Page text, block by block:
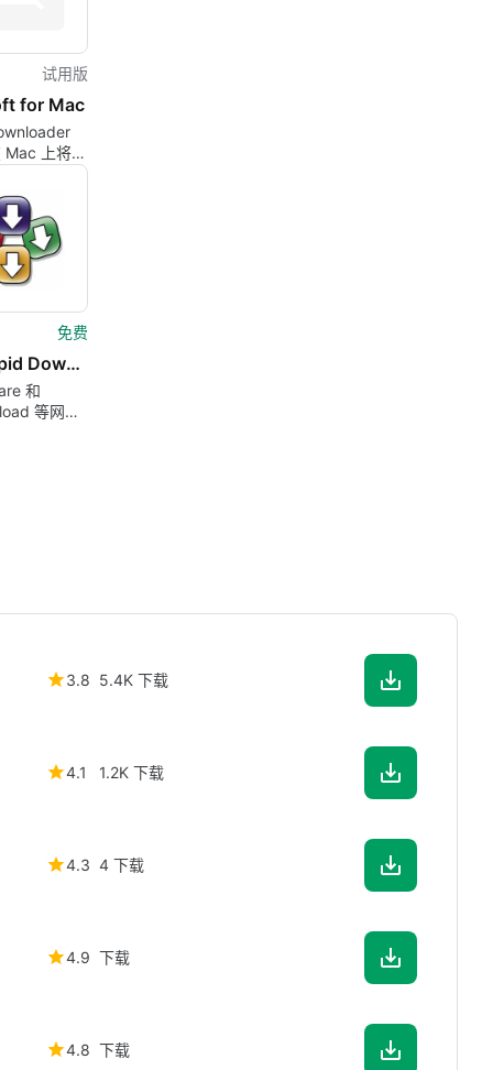
试用版
for Mac
上将免
到 MP4、
MP3
免费
FreeRapid Downloader
和
等网站
3.8 5.4K 下载
4.1 1.2K 下载
4.3 4 下载
4.9 下载
4.8 下载